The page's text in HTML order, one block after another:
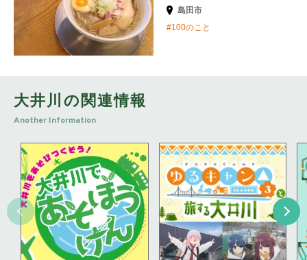
島田市
100のこと
大井川の関連情報
Another Information